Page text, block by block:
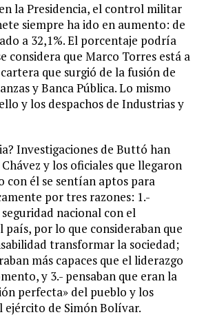
la Presidencia, el control militar
siempre ha ido en aumento: de
a 32,1%. El porcentaje podría
considera que Marco Torres está a
que surgió de la fusión de
y Banca Pública. Lo mismo
y los despachos de Industrias y
Investigaciones de Buttó han
y los oficiales que llegaron
con él se sentían aptos para
por tres razones: 1.-
nacional con el
país, por lo que consideraban que
transformar la sociedad;
más capaces que el liderazgo
y 3.- pensaban que eran la
perfecta» del pueblo y los
ejército de Simón Bolívar.